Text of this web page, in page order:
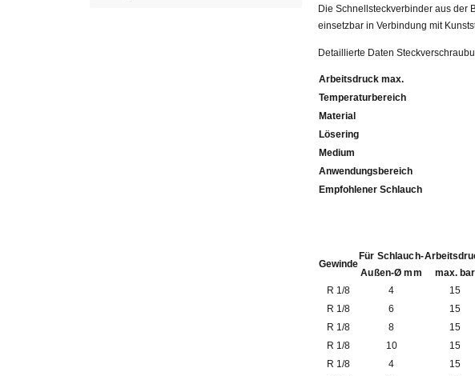
Die Schnellsteckverbinder aus der
einsetzbar in Verbindung mit
Detaillierte Daten
Arbeitsdruck max.
Temperaturbereich
Material
Lösering
Medium
Anwendungsbereich
Empfohlener
Gewinde
Für Schlauch-
Außen-Ø mm
max. bar
R 1/8
4 15
R 1/8
6 15
R 1/8
8 15
R 1/8
10 15
R 1/8
4 15